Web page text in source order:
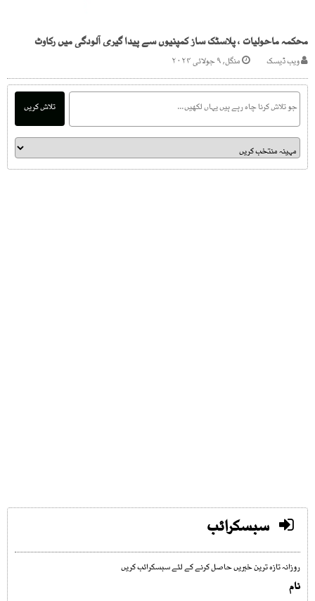
محکمہ ماحولیات ، پلاسٹک ساز کمپنیوں سے پیدا گیری آلودگی میں رکاوٹ
ویب ڈیسک منگل, ۹ جولائی ۲۰۲۴
تلاش کریں
سبسکرائب
روزانہ تازہ ترین خبریں حاصل کرنے کے لئے سبسکرائب کریں
نام